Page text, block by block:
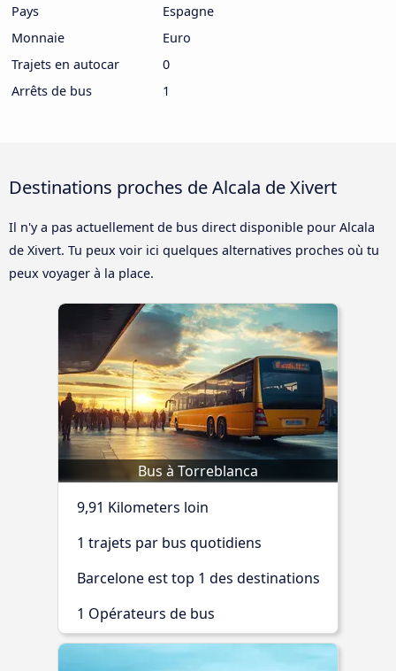
Pays
Espagne
Monnaie
Euro
Trajets en autocar
0
Arrêts de bus
1
Destinations proches de Alcala de Xivert
Il n'y a pas actuellement de bus direct disponible pour Alcala
de Xivert. Tu peux voir ici quelques alternatives proches où tu
peux voyager à la place.
Bus à Torreblanca
9,91 Kilometers loin
1 trajets par bus quotidiens
Barcelone est top 1 des destinations
1 Opérateurs de bus